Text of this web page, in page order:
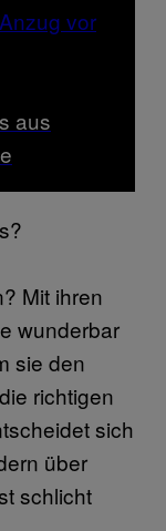
aus
Mit ihren
wunderbar
sie den
richtigen
sich
über
schlicht